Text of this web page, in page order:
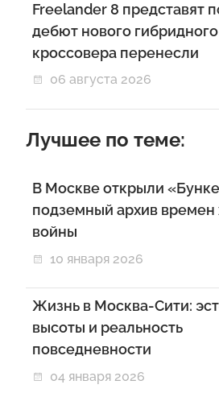
Freelander 8 представят
дебют нового гибридного
кроссовера перенесли
06 августа 2026
Лучшее по теме:
В Москве открыли
подземный архив времен
войны
10 января 2026
Жизнь в Москва-Сити:
высоты и реальность
повседневности
04 января 2026